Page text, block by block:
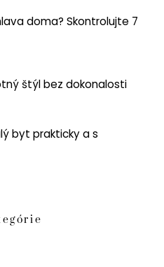
doma? Skontrolujte 7
štýl bez dokonalosti
byt prakticky a s